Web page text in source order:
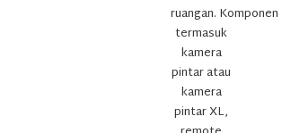
ruangan. Komponen
termasuk
kamera
pintar atau
kamera
pintar XL,